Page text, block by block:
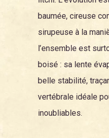
baumée, cireuse
sirupeuse à la
l’ensemble est
boisé : sa lente
belle stabilité,
vertébrale idéale
inoubliables.